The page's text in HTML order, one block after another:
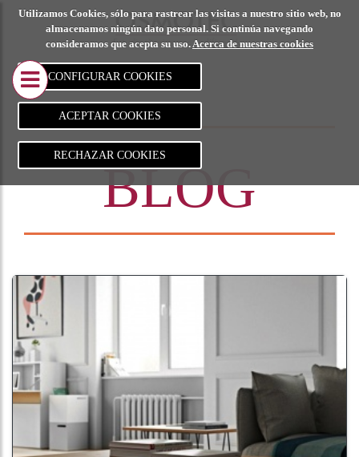
Utilizamos Cookies, sólo para rastrear las visitas a nuestro sitio web, no
almacenamos ningún dato personal. Si continúa navegando
consideramos que acepta su uso. Acerca de nuestras cookies
CONFIGURAR COOKIES
ACEPTAR COOKIES
RECHAZAR COOKIES
CALCULO DE
ESTRUCTURAS
Metálica
Hormigón
Madera
Viviendas
BLOG